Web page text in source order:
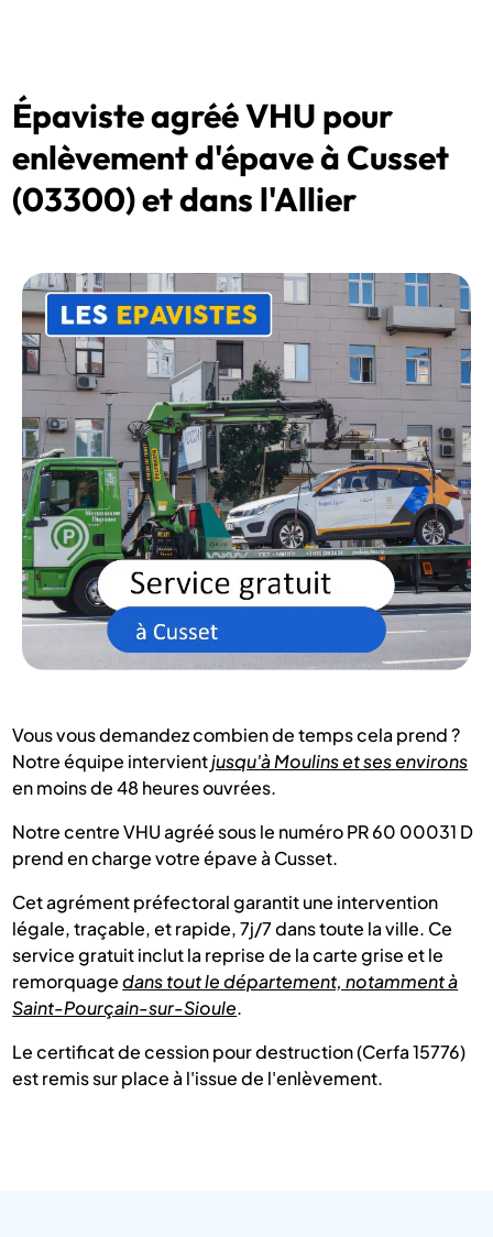
Épaviste agréé VHU pour
enlèvement d'épave à Cusset
(03300) et dans l'Allier
Vous vous demandez combien de temps cela prend ?
Notre équipe intervientjusqu'à Moulins et ses environs
en moins de 48 heures ouvrées.
Notre centre VHU agréé sous le numéro PR 60 00031 D
prend en charge votre épave à Cusset.
Cet agrément préfectoral garantit une intervention
légale, traçable, et rapide, 7j/7 dans toute la ville. Ce
service gratuit inclut la reprise de la carte grise et le
remorquagedans tout le département, notamment à
Saint-Pourçain-sur-Sioule.
Le certificat de cession pour destruction (Cerfa 15776)
est remis sur place à l'issue de l'enlèvement.